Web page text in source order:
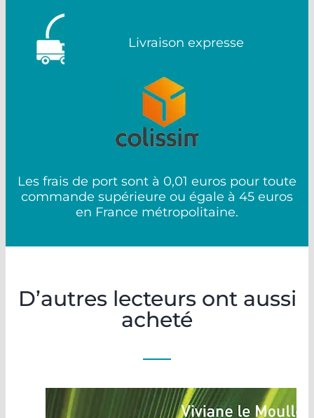
Livraison expresse
Les frais de port sont à 0,01 euros pour toute
commande supérieure ou égale à 45 euros
en France métropolitaine.
D’autres lecteurs ont aussi
acheté